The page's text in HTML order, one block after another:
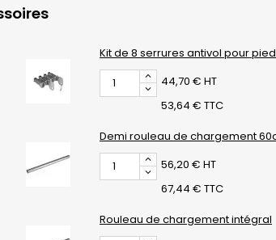
Kit de 8 serrures antivol pour
44,70 € HT
53,64 € TTC
Demi rouleau de chargement
56,20 € HT
67,44 € TTC
Rouleau de chargement intégral